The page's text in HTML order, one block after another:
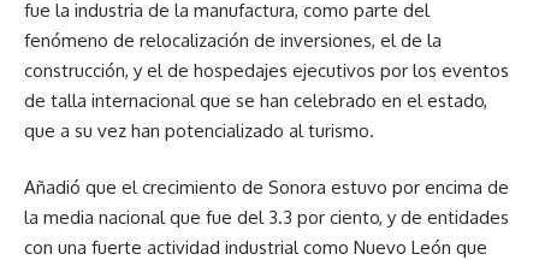
fue la industria de la manufactura, como parte del
fenómeno de relocalización de inversiones, el de la
construcción, y el de hospedajes ejecutivos por los eventos
de talla internacional que se han celebrado en el estado,
que a su vez han potencializado al turismo.
Añadió que el crecimiento de Sonora estuvo por encima de
la media nacional que fue del 3.3 por ciento, y de entidades
con una fuerte actividad industrial como Nuevo León que